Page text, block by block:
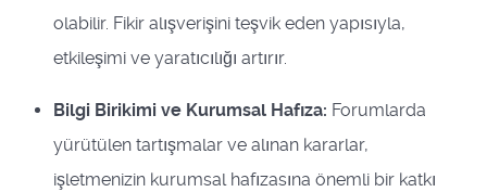
olabilir. Fikir alışverişini teşvik eden yapısıyla,
etkileşimi ve yaratıcılığı artırır.
Bilgi Birikimi ve Kurumsal Hafıza: Forumlarda
yürütülen tartışmalar ve alınan kararlar,
işletmenizin kurumsal hafızasına önemli bir katkı